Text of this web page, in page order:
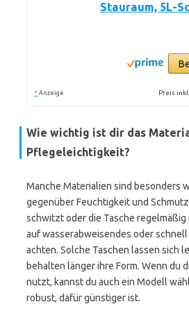
Stauraum, 5L-
* Anzeige Preis
Wie wichtig ist dir das
Pflegeleichtigkeit?
Manche Materialien sind besonders
gegenüber Feuchtigkeit und
schwitzt oder die Tasche
auf wasserabweisendes oder
achten. Solche Taschen lassen sich
behalten länger ihre Form. Wenn du
nutzt, kannst du auch ein Modell
robust, dafür günstiger ist.